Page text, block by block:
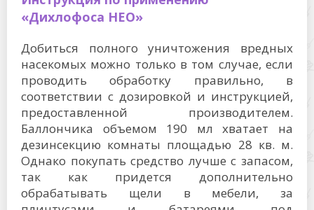
«Дихлофоса НЕО»
Добиться полного уничтожения вредных
насекомых можно только в том случае, если
проводить обработку правильно, в
соответствии с дозировкой и инструкцией,
предоставленной производителем.
Баллончика объемом 190 мл хватает на
дезинсекцию комнаты площадью 28 кв. м.
Однако покупать средство лучше с запасом,
так как придется дополнительно
обрабатывать щели в мебели, за